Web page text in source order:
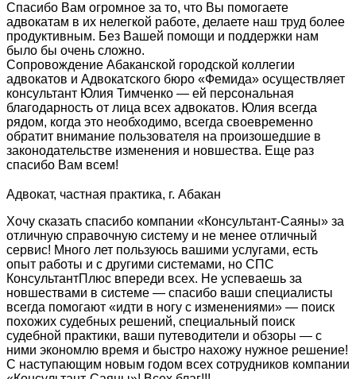
Спасибо Вам огромное за то, что Вы помогаете
адвокатам в их нелегкой работе, делаете наш труд более
продуктивным. Без Вашей помощи и поддержки нам
было бы очень сложно.
Сопровождение Абаканской городской коллегии
адвокатов и Адвокатского бюро «Фемида» осуществляет
консультант Юлия Тимченко — ей персональная
благодарность от лица всех адвокатов. Юлия всегда
рядом, когда это необходимо, всегда своевременно
обратит внимание пользователя на произошедшие в
законодательстве изменения и новшества. Еще раз
спасибо Вам всем!
Адвокат, частная практика, г. Абакан
Хочу сказать спасибо компании «Консультант-Саяны» за
отличную справочную систему и не менее отличный
сервис! Много лет пользуюсь вашими услугами, есть
опыт работы и с другими системами, но СПС
КонсультантПлюс впереди всех. Не успеваешь за
новшествами в системе — спасибо ваши специалисты
всегда помогают «идти в ногу с изменениями» — поиск
похожих судебных решений, специальный поиск
судебной практики, ваши путеводители и обзоры — с
ними экономлю время и быстро нахожу нужное решение!
С наступающим новым годом всех сотрудников компании